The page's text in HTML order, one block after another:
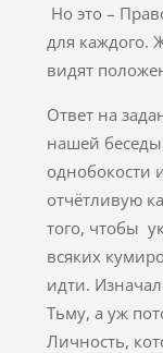
Но это –
для каждого.
видят
Ответ на
нашей
однобокости
отчётливую
того, чтобы
всяких
идти.
Тьму, а уж
Личность,